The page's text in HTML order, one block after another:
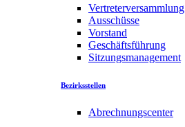
Vertreterversammlung
Ausschüsse
Vorstand
Geschäftsführung
Sitzungsmanagement
Bezirksstellen
Abrechnungscenter